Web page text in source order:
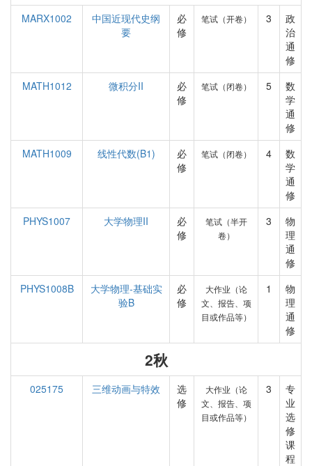
MARX1002
中国近现代史纲
要
必
修
笔试（开卷） 3
政
治
通
修
MATH1012
微积分II
必
修
笔试（闭卷） 5
数
学
通
修
MATH1009
线性代数(B1)
必
修
笔试（闭卷） 4
数
学
通
修
PHYS1007
大学物理II
必
修
笔试（半开
卷）
3
物
理
通
修
PHYS1008B
大学物理-基础实
验B
必
修
大作业（论
文、报告、项
目或作品等）
1
物
理
通
修
2秋
025175 三维动画与特效
选
修
大作业（论
文、报告、项
目或作品等）
3
专
业
选
修
课
程